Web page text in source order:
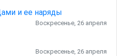
и ее наряды
Воскресенье, 26 апреля
Воскресенье, 26 апреля